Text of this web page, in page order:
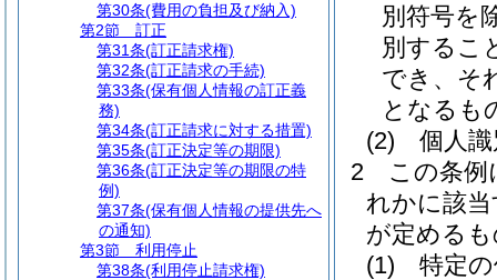
別符号を
別するこ
でき、そ
となるも
(2)
個人
2
この条例
れかに該
が定める
(1)
特定
第30条(費用の負担及び納入)
第2節
訂正
第31条(訂正請求権)
第32条(訂正請求の手続)
第33条(保有個人情報の訂正義
務)
第34条(訂正請求に対する措置)
第35条(訂正決定等の期限)
第36条(訂正決定等の期限の特
例)
第37条(保有個人情報の提供先へ
の通知)
第3節
利用停止
第38条(利用停止請求権)